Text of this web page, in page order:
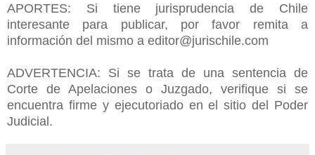
APORTES: Si tiene jurisprudencia de Chile
interesante para publicar, por favor remita a
información del mismo a editor@jurischile.com
ADVERTENCIA: Si se trata de una sentencia de
Corte de Apelaciones o Juzgado, verifique si se
encuentra firme y ejecutoriado en el sitio del Poder
Judicial.